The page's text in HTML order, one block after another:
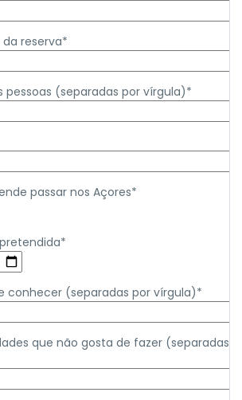
reserva*
pessoas (separadas por vírgula)*
passar nos Açores*
conhecer (separadas por vírgula)*
que não gosta de fazer (separadas